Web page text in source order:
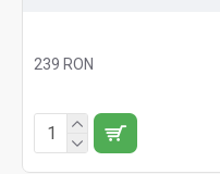
239 RON